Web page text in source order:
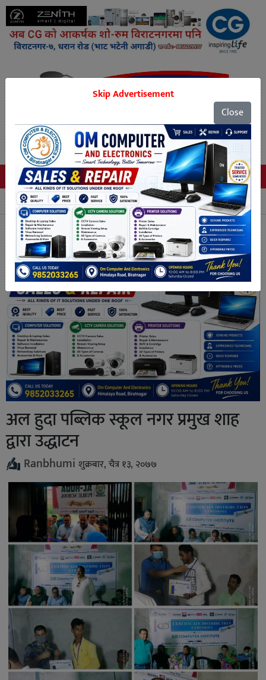
Tags
अल हुदा पब्लिक स्कूल नगर प्रमुख शाह
द्वारा उद्धाटन
Ranbhumi शुक्रबार, चैत्र १३, २०७७
Skip Advertisement
Close